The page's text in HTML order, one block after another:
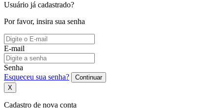
Usuário já cadastrado?
Por favor, insira sua senha
E-mail
Senha
Esqueceu sua senha?
Continuar
X
Cadastro de nova conta